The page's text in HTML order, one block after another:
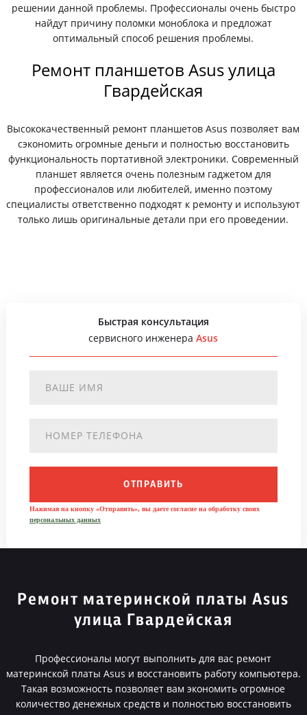
решении данной проблемы. Профессионалы очень быстро
найдут причину поломки моноблока и предложат
оптимальный способ решения проблемы.
Ремонт планшетов Asus улица
Гвардейская
Высококачественный ремонт планшетов Asus позволяет вам
сэкономить огромные деньги и полностью восстановить
функциональность портативной электроники. Современный
планшет является очень полезным гаджетом для
профессионалов или любителей, именно поэтому
специалисты ответственно подходят к ремонту и используют
только лишь оригинальные детали при его проведении.
Быстрая консультация
сервисного инженераAsus
ОТПРАВИТЬ
Нажимая на кнопку «Отправить», вы даете согласие на обработку своих
персональных данных
Ремонт материнской платы Asus
улица Гвардейская
Профессионалы могут выполнить для вас ремонт
материнской платы Asus и восстановить работу компьютера.
Такая возможность позволяет вам экономить огромное
количество денежных средств и полностью восстановить